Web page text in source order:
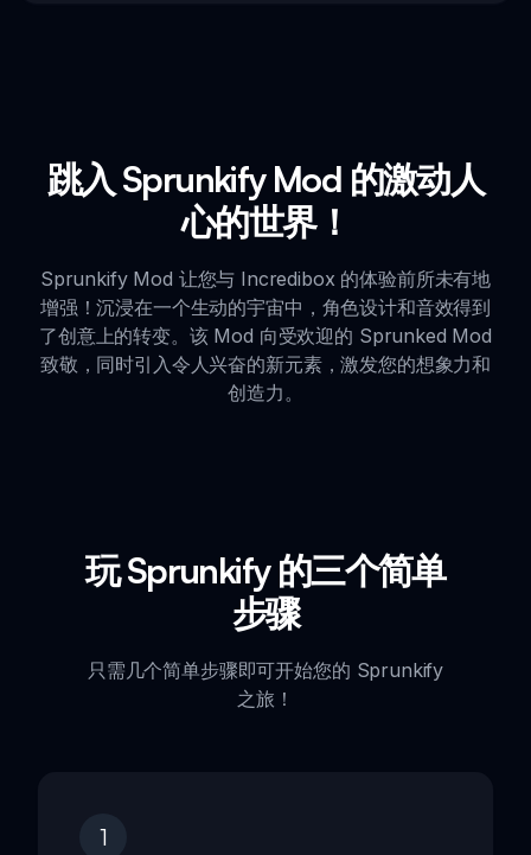
跳入 Sprunkify Mod 的激动人
心的世界！
Sprunkify Mod 让您与 Incredibox 的体验前所未有地
增强！沉浸在一个生动的宇宙中，角色设计和音效得到
了创意上的转变。该 Mod 向受欢迎的 Sprunked Mod
致敬，同时引入令人兴奋的新元素，激发您的想象力和
创造力。
玩 Sprunkify 的三个简单
步骤
只需几个简单步骤即可开始您的 Sprunkify
之旅！
1